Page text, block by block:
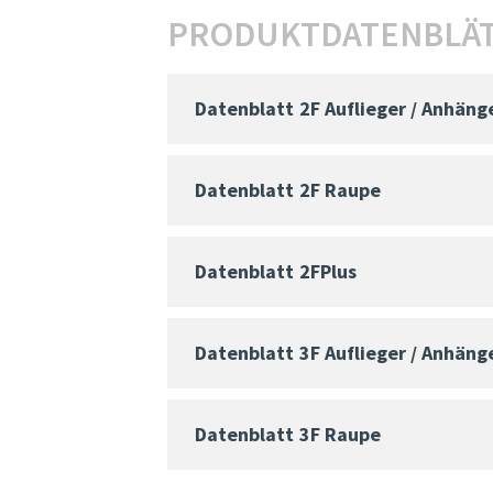
Datenblatt 2F Auflieger /
Datenblatt 2F Raupe
Datenblatt 2FPlus
Datenblatt 3F Auflieger /
Datenblatt 3F Raupe